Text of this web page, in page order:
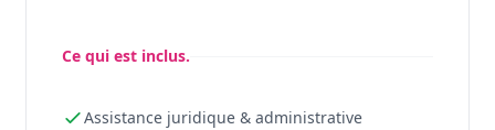
Ce qui est inclus.
Assistance juridique & administrative